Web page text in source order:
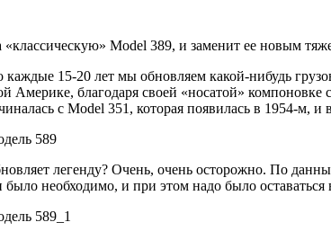
«классическую» Model 389, и заменит ее новым
15-20 лет мы обновляем какой-нибудь
Америке, благодаря своей «носатой»
с Model 351, которая появилась в 1954-м,
легенду? Очень, очень осторожно. По
необходимо, и при этом надо было